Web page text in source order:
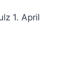
1. April